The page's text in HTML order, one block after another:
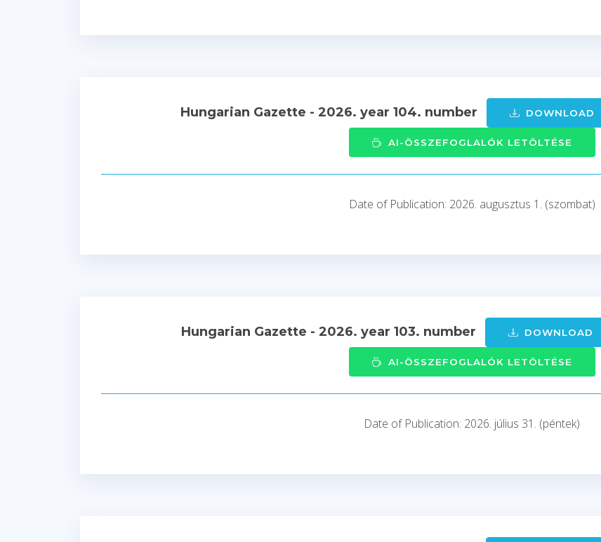
Hungarian Gazette - 2026. year 104. number DOWNLOAD
AI-ÖSSZEFOGLALÓK LETÖLTÉSE
Date of Publication: 2026. augusztus 1. (szombat)
Hungarian Gazette - 2026. year 103. number DOWNLOAD
AI-ÖSSZEFOGLALÓK LETÖLTÉSE
Date of Publication: 2026. július 31. (péntek)